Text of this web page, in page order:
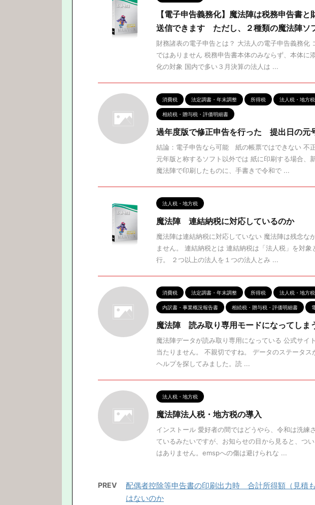
【電子申告義務化】魔法陣は税務申告書
送信できます ただし、２種類の魔法陣ソ
財務諸表の電子申告とは？ 大法人の電子申告義務化
ではありません 税務申告書本体のみならず、本体に
化の対象 国内で多い３月決算の法人は ...
消費税 法定調書・年末調整 所得税 法人税・地方税
相続税・贈与税・評価明細書
過年度版で修正申告を行った 提出日の元
結論：電子申告なら可能 紙の帳票ではできない 不
元年版と称するソフト以外では 紙に印刷する場合、
魔法陣で印刷したものに、手書きで令和で ...
法人税・地方税
魔法陣 連結納税に対応しているのか
魔法陣は連結納税に対応していない 魔法陣は残念な
ません。 連結納税とは 連結納税は「法人税」を対
行。 ２つ以上の法人を１つの法人とみ ...
消費税 法定調書・年末調整 所得税 法人税・地方税
内訳書・事業概況報告書 相続税・贈与税・評価明細書
魔法陣 読み取り専用モードになってしま
魔法陣データが読み取り専用になっている 公式サイ
当たりません。 不親切ですね。 データのステータス
ヘルプを探してみました。読 ...
法人税・地方税
魔法陣法人税・地方税の導入
インストール 愛好者の間ではどうやら、令和は洗練
ているみたいですが、お知らせの目から見ると、つ
はありません。emspへの傷は避けられな ...
PREV
配偶者控除等申告書の印刷出力時 合計所得額（見積
はないのか